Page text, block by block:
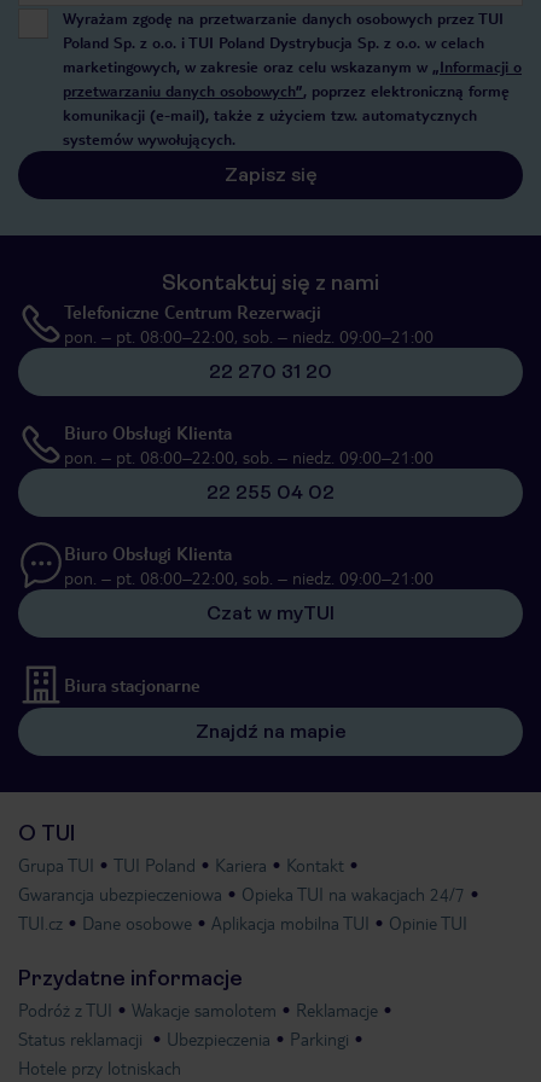
Wyrażam zgodę na przetwarzanie danych osobowych przez TUI
Poland Sp. z o.o. i TUI Poland Dystrybucja Sp. z o.o. w celach
marketingowych, w zakresie oraz celu wskazanym w „Informacji o
przetwarzaniu danych osobowych”, poprzez elektroniczną formę
komunikacji (e-mail), także z użyciem tzw. automatycznych
systemów wywołujących.
Zapisz się
Skontaktuj się z nami
Telefoniczne Centrum Rezerwacji
pon. – pt. 08:00–22:00, sob. – niedz. 09:00–21:00
22 270 31 20
Biuro Obsługi Klienta
pon. – pt. 08:00–22:00, sob. – niedz. 09:00–21:00
22 255 04 02
Biuro Obsługi Klienta
pon. – pt. 08:00–22:00, sob. – niedz. 09:00–21:00
Czat w myTUI
Biura stacjonarne
Znajdź na mapie
O TUI
Grupa TUI TUI Poland Kariera
Kontakt
Gwarancja ubezpieczeniowa
Opieka TUI na wakacjach 24/7
TUI.cz
Dane osobowe Aplikacja mobilna TUI Opinie TUI
Przydatne informacje
Podróż z TUI Wakacje samolotem
Reklamacje
Status reklamacji
Ubezpieczenia
Parkingi
Hotele przy lotniskach